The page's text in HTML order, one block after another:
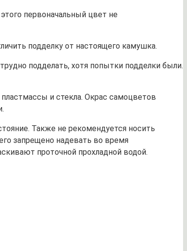
первоначальный цвет не
подделку от настоящего камушка.
подделать, хотя попытки подделки были.
и стекла. Окрас самоцветов
Также не рекомендуется носить
запрещено надевать во время
проточной прохладной водой.